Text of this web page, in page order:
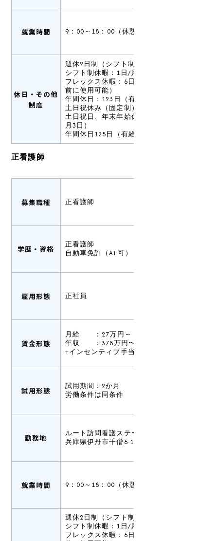
就業時間 9：00～18：00（休憩60分）
休日・その他
制度
週休2日制（シフト制）
シフト制休暇：1日/月
フレックス休暇：6日/年（有給休暇発生
前に使用可能）
年間休日：123日（有給休暇は別途支給）
土日祝休み（固定制）
土日祝日、年末年始休暇（12月30日～1
月3日）
年間休日125日（有給休暇は別途支給）
正看護師
募集職種 正看護師
学歴・資格
正看護師
自動車免許（AT可）
雇用形態 正社員
賃金形態
月給 ：27万円～
年収 ：378万円〜（賞与込み）
+インセンティブ手当有あり
試用形態
試用期間：2か月
労働条件は同条件
勤務地
ルート訪問看護ステーション伊丹
兵庫県伊丹市千僧6-129
就業時間 9：00～18：00（休憩60分）
週休2日制（シフト制）
シフト制休暇：1日/月
フレックス休暇：6日/年（有給休暇発生